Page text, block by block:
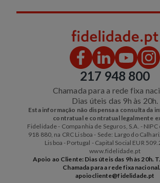
217 948 800
Chamada para a rede fixa
Dias úteis das 9h às 20h.
Esta informação não dispensa a consulta da
contratual e contratual legalmente
Fidelidade - Companhia de Seguros, S.A. -
918 880, na CRC Lisboa - Sede: Largo do
Lisboa - Portugal - Capital Social EUR
www.fidelidade.pt
Apoio ao Cliente: Dias úteis das 9h às 20h.
Chamada para a rede fixa
apoiocliente@fidelidade.pt